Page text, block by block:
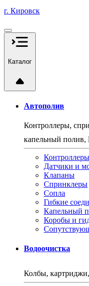
г. Кировск
Каталог
Автополив
Контроллеры,
капельный
Контроллеры
Датчики и
Клапаны
Спринклеры
Сопла
Гибкие
Капельный
Коробы и
Водоочистка
Колбы,